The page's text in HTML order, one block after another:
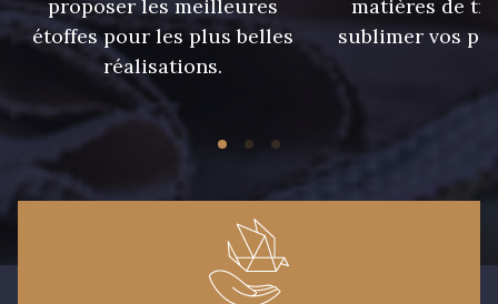
proposer les meilleures
étoffes pour les plus belles
réalisations.
matières de
sublimer vos